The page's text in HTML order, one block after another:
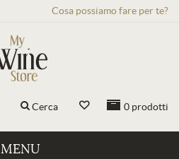
Cosa possiamo fare per te?
0 prodotti
Cerca
MENU